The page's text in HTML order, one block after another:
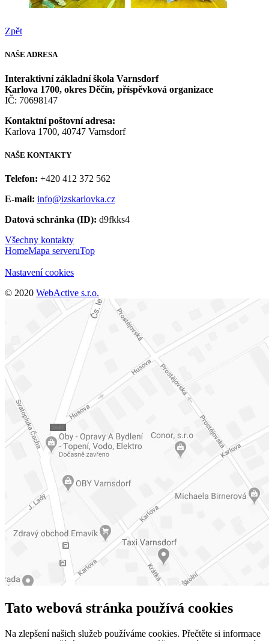
Zpět
NAŠE ADRESA
Interaktivní základní škola Varnsdorf
Karlova 1700, okres Děčín, příspěvková organizace
IČ: 70698147
Kontaktní poštovní adresa:
Karlova 1700, 40747 Varnsdorf
NAŠE KONTAKTY
Telefon: +420 412 372 562
E-mail: info@izskarlovka.cz
Datová schránka (ID): d9fkks4
Všechny kontakty
HomeMapa serveruTop
Nastavení cookies
© 2020 WebActive s.r.o.
Tato webová stránka používá cookies
Na zlepšení našich služeb používáme cookies. Přečtěte si informace